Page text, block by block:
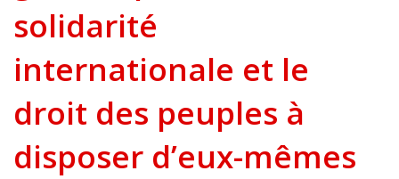
solidarité
internationale et le
droit des peuples à
disposer d’eux-mêmes